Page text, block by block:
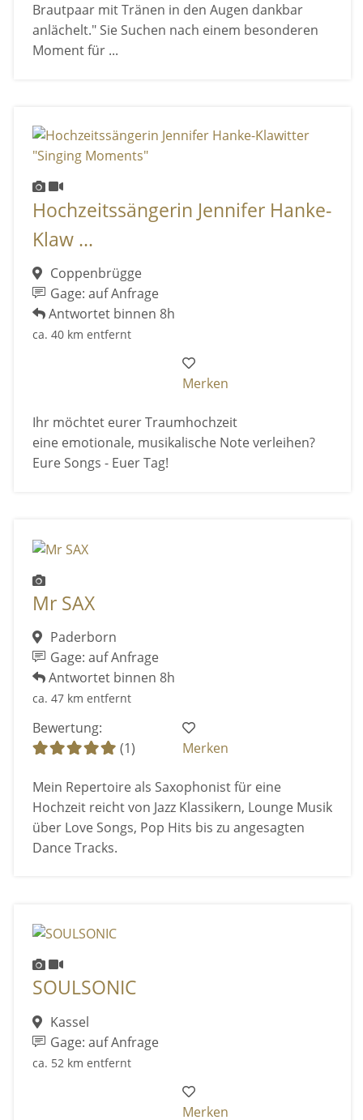
Brautpaar mit Tränen in den Augen dankbar
anlächelt." Sie Suchen nach einem besonderen
Moment für ...
Hochzeitssängerin Jennifer Hanke-
Klaw ...
Coppenbrügge
Gage: auf Anfrage
Antwortet binnen 8h
ca. 40 km entfernt
Merken
Ihr möchtet eurer Traumhochzeit
eine emotionale, musikalische Note verleihen?
Eure Songs - Euer Tag!
Mr SAX
Paderborn
Gage: auf Anfrage
Antwortet binnen 8h
ca. 47 km entfernt
Bewertung:
(1)
Merken
Mein Repertoire als Saxophonist für eine
Hochzeit reicht von Jazz Klassikern, Lounge Musik
über Love Songs, Pop Hits bis zu angesagten
Dance Tracks.
SOULSONIC
Kassel
Gage: auf Anfrage
ca. 52 km entfernt
Merken